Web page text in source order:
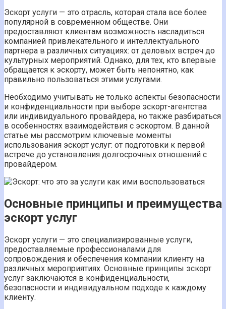
Эскорт услуги — это отрасль, которая стала все более
популярной в современном обществе. Они
предоставляют клиентам возможность насладиться
компанией привлекательного и интеллектуального
партнера в различных ситуациях: от деловых встреч до
культурных мероприятий. Однако, для тех, кто впервые
обращается к эскорту, может быть непонятно, как
правильно пользоваться этими услугами.
Необходимо учитывать не только аспекты безопасности
и конфиденциальности при выборе эскорт-агентства
или индивидуального провайдера, но также разбираться
в особенностях взаимодействия с эскортом. В данной
статье мы рассмотрим ключевые моменты
использования эскорт услуг: от подготовки к первой
встрече до установления долгосрочных отношений с
провайдером.
Основные принципы и преимущества
эскорт услуг
Эскорт услуги — это специализированные услуги,
предоставляемые профессионалами для
сопровождения и обеспечения компании клиенту на
различных мероприятиях. Основные принципы эскорт
услуг заключаются в конфиденциальности,
безопасности и индивидуальном подходе к каждому
клиенту.